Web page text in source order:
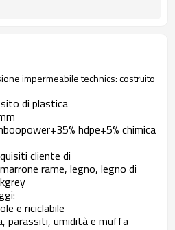
impermeabile technics: costruito
di plastica
hdpe+5% chimica
cliente di
rame, legno, legno di
e riciclabile
parassiti, umidità e muffa